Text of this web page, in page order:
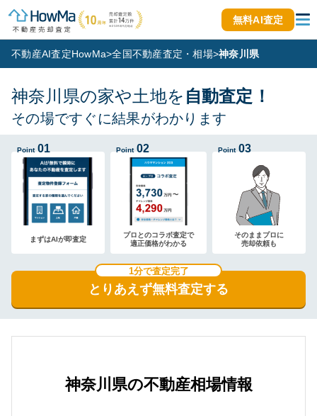
無料AI査定
不動産AI査定HowMa>全国不動産査定・相場>神奈川県
神奈川県の家や土地を 自動査定！
その場ですぐに結果がわかります
Point 01
まずはAIが即査定
Point 02
プロとのコラボ査定で
適正価格がわかる
Point 03
そのままプロに
売却依頼も
とりあえず無料査定する
1分で査定完了
神奈川県の不動産相場情報